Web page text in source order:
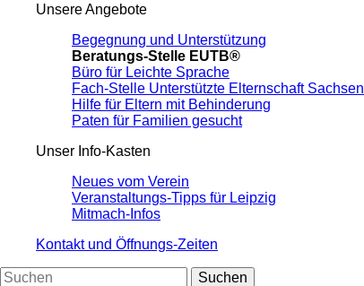
Unsere Angebote
Begegnung und Unterstützung
Beratungs-Stelle EUTB®
Büro für Leichte Sprache
Fach-Stelle Unterstützte Elternschaft Sachsen
Hilfe für Eltern mit Behinderung
Paten für Familien gesucht
Unser Info-Kasten
Neues vom Verein
Veranstaltungs-Tipps für Leipzig
Mitmach-Infos
Kontakt und Öffnungs-Zeiten
Suchen